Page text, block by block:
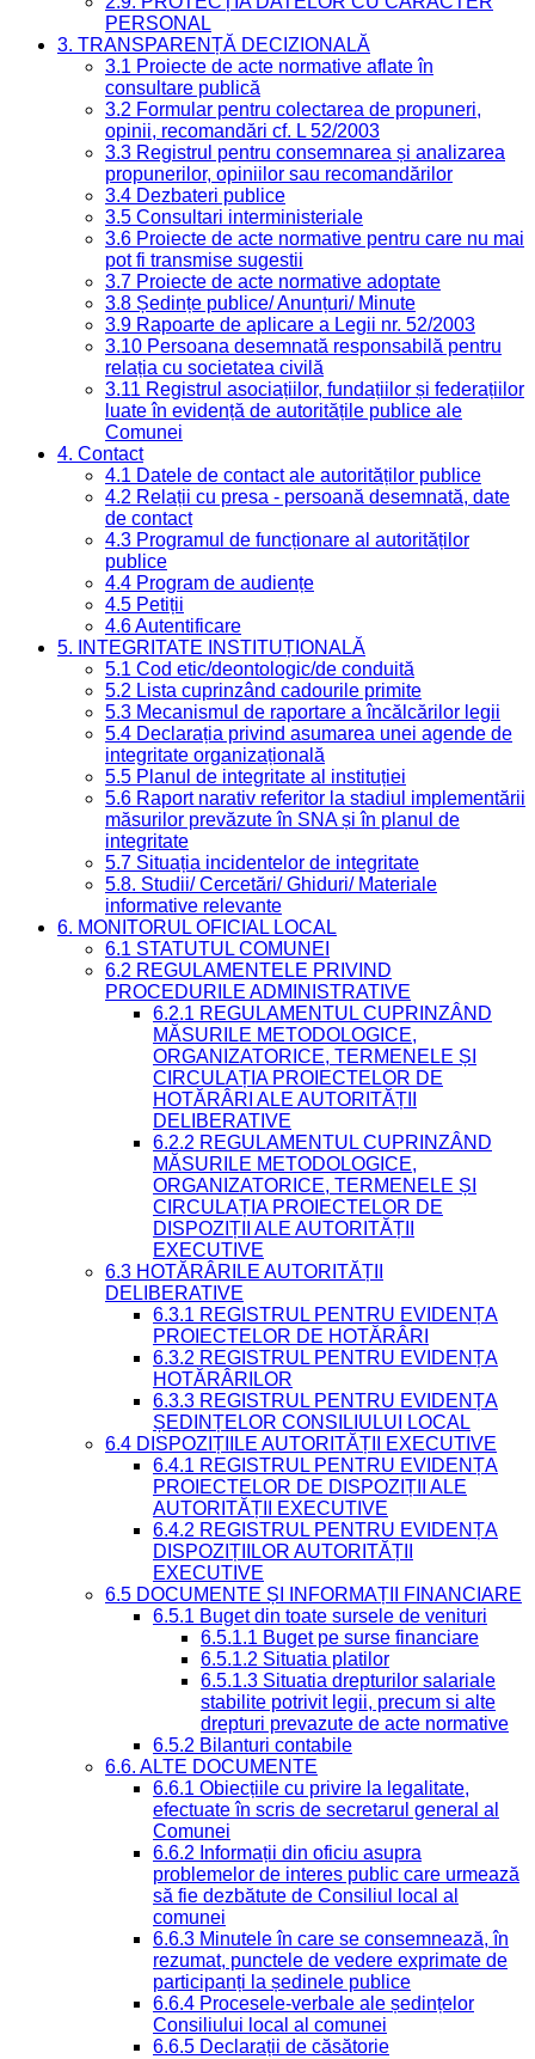
PERSONAL
3. TRANSPARENȚĂ DECIZIONALĂ
3.1 Proiecte de acte normative aflate în
consultare publică
3.2 Formular pentru colectarea de propuneri,
opinii, recomandări cf. L 52/2003
3.3 Registrul pentru consemnarea și analizarea
propunerilor, opiniilor sau recomandărilor
3.4 Dezbateri publice
3.5 Consultari interministeriale
3.6 Proiecte de acte normative pentru care nu mai
pot fi transmise sugestii
3.7 Proiecte de acte normative adoptate
3.8 Ședințe publice/ Anunțuri/ Minute
3.9 Rapoarte de aplicare a Legii nr. 52/2003
3.10 Persoana desemnată responsabilă pentru
relația cu societatea civilă
3.11 Registrul asociațiilor, fundațiilor și federațiilor
luate în evidență de autoritățile publice ale
Comunei
4. Contact
4.1 Datele de contact ale autorităților publice
4.2 Relații cu presa - persoană desemnată, date
de contact
4.3 Programul de funcționare al autorităților
publice
4.4 Program de audiențe
4.5 Petiții
4.6 Autentificare
5. INTEGRITATE INSTITUȚIONALĂ
5.1 Cod etic/deontologic/de conduită
5.2 Lista cuprinzând cadourile primite
5.3 Mecanismul de raportare a încălcărilor legii
5.4 Declarația privind asumarea unei agende de
integritate organizațională
5.5 Planul de integritate al instituției
5.6 Raport narativ referitor la stadiul implementării
măsurilor prevăzute în SNA și în planul de
integritate
5.7 Situația incidentelor de integritate
5.8. Studii/ Cercetări/ Ghiduri/ Materiale
informative relevante
6. MONITORUL OFICIAL LOCAL
6.1 STATUTUL COMUNEI
6.2 REGULAMENTELE PRIVIND
PROCEDURILE ADMINISTRATIVE
6.2.1 REGULAMENTUL CUPRINZÂND
MĂSURILE METODOLOGICE,
ORGANIZATORICE, TERMENELE ȘI
CIRCULAȚIA PROIECTELOR DE
HOTĂRÂRI ALE AUTORITĂȚII
DELIBERATIVE
6.2.2 REGULAMENTUL CUPRINZÂND
MĂSURILE METODOLOGICE,
ORGANIZATORICE, TERMENELE ȘI
CIRCULAȚIA PROIECTELOR DE
DISPOZIȚII ALE AUTORITĂȚII
EXECUTIVE
6.3 HOTĂRÂRILE AUTORITĂȚII
DELIBERATIVE
6.3.1 REGISTRUL PENTRU EVIDENȚA
PROIECTELOR DE HOTĂRÂRI
6.3.2 REGISTRUL PENTRU EVIDENȚA
HOTĂRÂRILOR
6.3.3 REGISTRUL PENTRU EVIDENȚA
ȘEDINȚELOR CONSILIULUI LOCAL
6.4 DISPOZIȚIILE AUTORITĂȚII EXECUTIVE
6.4.1 REGISTRUL PENTRU EVIDENȚA
PROIECTELOR DE DISPOZIȚII ALE
AUTORITĂȚII EXECUTIVE
6.4.2 REGISTRUL PENTRU EVIDENȚA
DISPOZIȚIILOR AUTORITĂȚII
EXECUTIVE
6.5 DOCUMENTE ȘI INFORMAȚII FINANCIARE
6.5.1 Buget din toate sursele de venituri
6.5.1.1 Buget pe surse financiare
6.5.1.2 Situatia platilor
6.5.1.3 Situatia drepturilor salariale
stabilite potrivit legii, precum si alte
drepturi prevazute de acte normative
6.5.2 Bilanturi contabile
6.6. ALTE DOCUMENTE
6.6.1 Obiecțiile cu privire la legalitate,
efectuate în scris de secretarul general al
Comunei
6.6.2 Informații din oficiu asupra
problemelor de interes public care urmează
să fie dezbătute de Consiliul local al
comunei
6.6.3 Minutele în care se consemnează, în
rezumat, punctele de vedere exprimate de
participanți la ședinele publice
6.6.4 Procesele-verbale ale ședințelor
Consiliului local al comunei
6.6.5 Declarații de căsătorie